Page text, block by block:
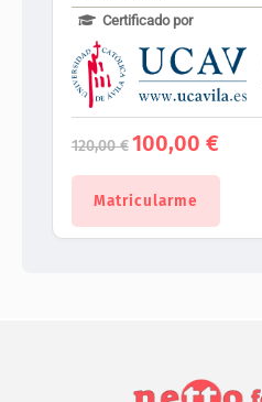
Certificado por
120,00€
El
precio
original
120,00 €.
100,00 €El
precio
Matricularme